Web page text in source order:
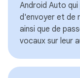
Android Auto
d'envoyer et de
ainsi que de
vocaux sur leur